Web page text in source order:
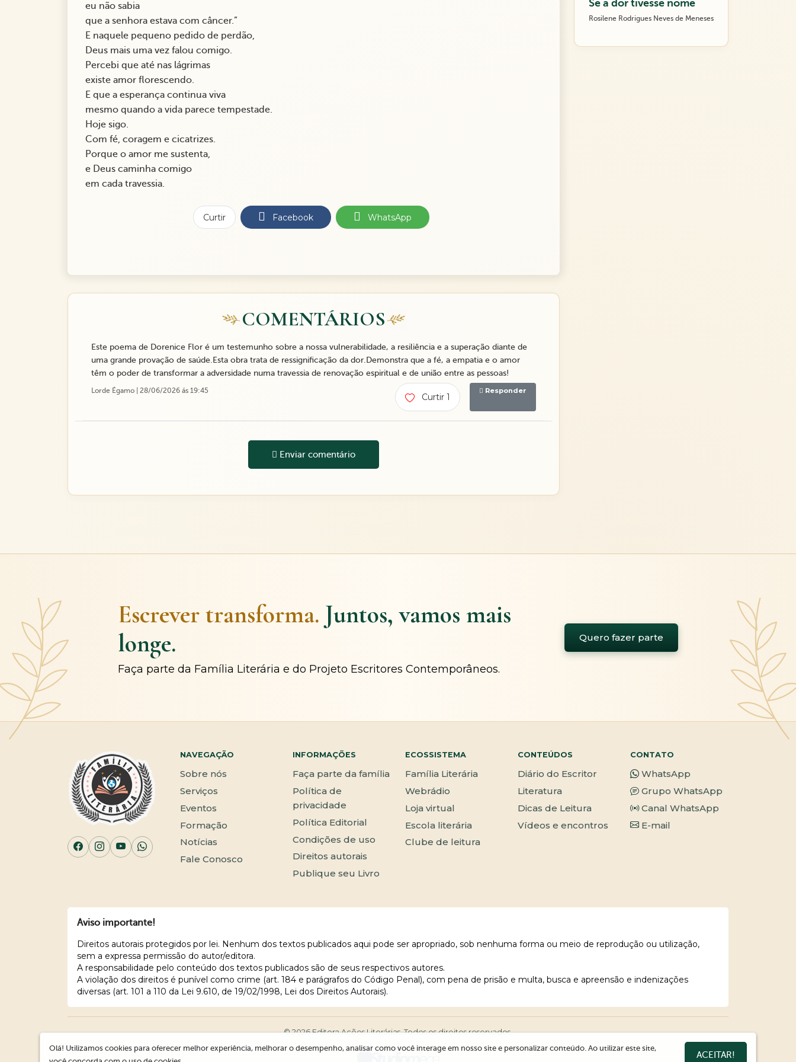
eu não sabia
que a senhora estava com câncer.”
E naquele pequeno pedido de perdão,
Deus mais uma vez falou comigo.
Percebi que até nas lágrimas
existe amor florescendo.
E que a esperança continua viva
mesmo quando a vida parece tempestade.
Hoje sigo.
Com fé, coragem e cicatrizes.
Porque o amor me sustenta,
e Deus caminha comigo
em cada travessia.
Curtir Facebook WhatsApp
COMENTÁRIOS
Este poema de Dorenice Flor é um testemunho sobre a nossa vulnerabilidade, a resiliência e a superação diante de
uma grande provação de saúde.Esta obra trata de ressignificação da dor.Demonstra que a fé, a empatia e o amor
têm o poder de transformar a adversidade numa travessia de renovação espiritual e de união entre as pessoas!
Lorde Égamo | 28/06/2026 ás 19:45
Curtir 1
Responder
Enviar comentário
Se a dor tivesse nome
Rosilene Rodrigues Neves de Meneses
Escrever transforma. Juntos, vamos mais
longe.
Faça parte da Família Literária e do Projeto Escritores Contemporâneos.
Quero fazer parte
NAVEGAÇÃO
Sobre nós
Serviços
Eventos
Formação
Notícias
Fale Conosco
INFORMAÇÕES
Faça parte da família
Política de
privacidade
Política Editorial
Condições de uso
Direitos autorais
Publique seu Livro
ECOSSISTEMA
Família Literária
Webrádio
Loja virtual
Escola literária
Clube de leitura
CONTEÚDOS
Diário do Escritor
Literatura
Dicas de Leitura
Vídeos e encontros
CONTATO
WhatsApp
Grupo WhatsApp
Canal WhatsApp
E-mail
Aviso importante!
Direitos autorais protegidos por lei. Nenhum dos textos publicados aqui pode ser apropriado, sob nenhuma forma ou meio de reprodução ou utilização,
sem a expressa permissão do autor/editora.
A responsabilidade pelo conteúdo dos textos publicados são de seus respectivos autores.
A violação dos direitos é punível como crime (art. 184 e parágrafos do Código Penal), com pena de prisão e multa, busca e apreensão e indenizações
diversas (art. 101 a 110 da Lei 9.610, de 19/02/1998, Lei dos Direitos Autorais).
© 2026 Editora Ações Literárias. Todos os direitos reservados.
Olá! Utilizamos cookies para oferecer melhor experiência, melhorar o desempenho, analisar como você interage em nosso site e personalizar conteúdo. Ao utilizar este site,
ACEITAR!